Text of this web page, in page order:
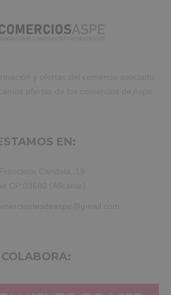
EN:
COLABORA: